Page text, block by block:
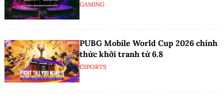
GAMING
PUBG Mobile World Cup 2026 chính
thức khởi tranh từ 6.8
ESPORTS